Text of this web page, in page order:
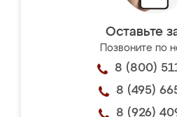
Оставьте
Позвоните по
8 (800)
8 (495)
8 (926)